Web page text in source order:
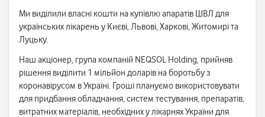
Ми виділили власні кошти на купівлю апаратів ШВЛ для
українських лікарень у Києві, Львові, Харкові, Житомирі та
Луцьку.
Наш акціонер, група компаній NEQSOL Holding, прийняв
рішення виділити 1 мільйон доларів на боротьбу з
коронавірусом в Україні. Гроші плануємо використовувати
для придбання обладнання, систем тестування, препаратів,
витратних матеріалів, необхідних у лікарнях України для